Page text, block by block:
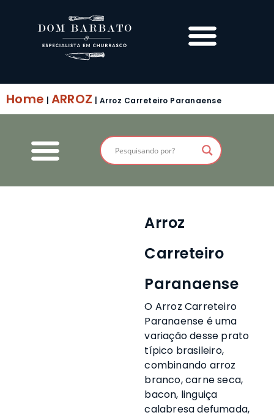
Home ARROZ Arroz Carreteiro Paranaense
Arroz
Carreteiro
Paranaense
O Arroz Carreteiro
Paranaense é uma
variação desse prato
típico brasileiro,
combinando arroz
branco, carne seca,
bacon, linguiça
calabresa defumada,